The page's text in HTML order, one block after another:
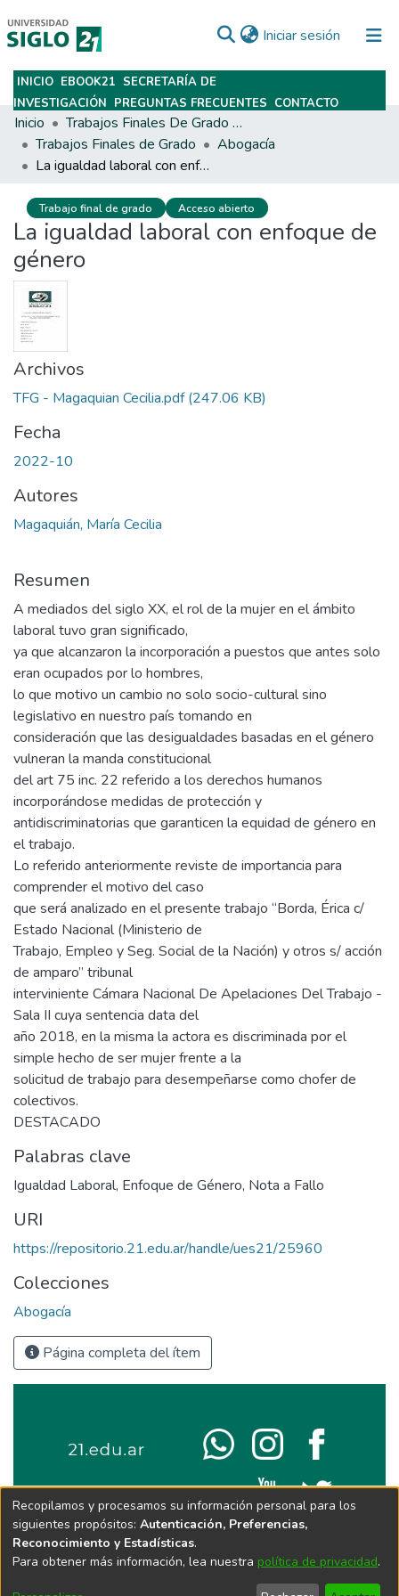
Iniciar sesión (current)
Subir
INICIO EBOOK21 SECRETARÍA DE
INVESTIGACIÓN PREGUNTAS FRECUENTES CONTACTO
Inicio
Trabajos Finales De Grado Y Posgrado
Trabajos Finales de Grado
Abogacía
La igualdad laboral con enfoque de género
Trabajo final de grado Acceso abierto
La igualdad laboral con enfoque de
género
Archivos
TFG - Magaquian Cecilia.pdf(247.06 KB)
Fecha
2022-10
Autores
Magaquián, María Cecilia
Resumen
A mediados del siglo XX, el rol de la mujer en el ámbito
laboral tuvo gran significado,
ya que alcanzaron la incorporación a puestos que antes solo
eran ocupados por lo hombres,
lo que motivo un cambio no solo socio-cultural sino
legislativo en nuestro país tomando en
consideración que las desigualdades basadas en el género
vulneran la manda constitucional
del art 75 inc. 22 referido a los derechos humanos
incorporándose medidas de protección y
antidiscriminatorias que garanticen la equidad de género en
el trabajo.
Lo referido anteriormente reviste de importancia para
comprender el motivo del caso
que será analizado en el presente trabajo “Borda, Érica c/
Estado Nacional (Ministerio de
Trabajo, Empleo y Seg. Social de la Nación) y otros s/ acción
de amparo” tribunal
interviniente Cámara Nacional De Apelaciones Del Trabajo -
Sala II cuya sentencia data del
año 2018, en la misma la actora es discriminada por el
simple hecho de ser mujer frente a la
solicitud de trabajo para desempeñarse como chofer de
colectivos.
DESTACADO
Palabras clave
Igualdad Laboral, Enfoque de Género, Nota a Fallo
URI
https://repositorio.21.edu.ar/handle/ues21/25960
Colecciones
Abogacía
Página completa del ítem
Recopilamos y procesamos su información personal para los
siguientes propósitos: Autenticación, Preferencias,
Reconocimiento y Estadísticas.
Para obtener más información, lea nuestra política de privacidad.